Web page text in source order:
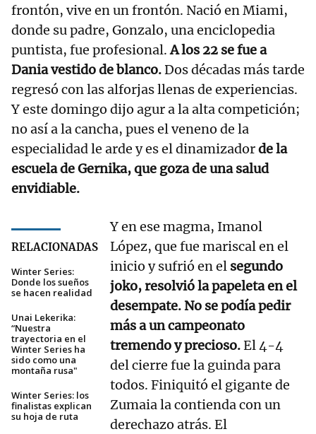
frontón, vive en un frontón. Nació en Miami,
donde su padre, Gonzalo, una enciclopedia
puntista, fue profesional.A los 22 se fue a
Dania vestido de blanco.Dos décadas más tarde
regresó con las alforjas llenas de experiencias.
Y este domingo dijo agur a la alta competición;
no así a la cancha, pues el veneno de la
especialidad le arde y es el dinamizadorde la
escuela de Gernika, que goza de una salud
envidiable.
RELACIONADAS
Winter Series:
Donde los sueños
se hacen realidad
Unai Lekerika:
“Nuestra
trayectoria en el
Winter Series ha
sido como una
montaña rusa"
Winter Series: los
finalistas explican
su hoja de ruta
Y en ese magma, Imanol
López, que fue mariscal en el
inicio y sufrió en el segundo
joko, resolvió la papeleta en el
desempate. No se podía pedir
más a un campeonato
tremendo y precioso.El 4-4
del cierre fue la guinda para
todos. Finiquitó el gigante de
Zumaia la contienda con un
derechazo atrás. El